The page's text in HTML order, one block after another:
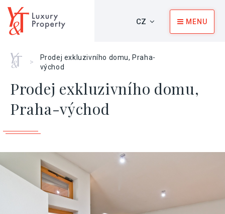
CZ MENU
Home
>
Prodej exkluzivního domu, Praha-
východ
Prodej exkluzivního domu,
Praha-východ